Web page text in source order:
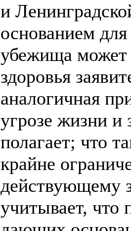
и
основанием
убежища может
здоровья
аналогичная
угрозе жизни и
полагает; что
крайне
действующему
учитывает, что